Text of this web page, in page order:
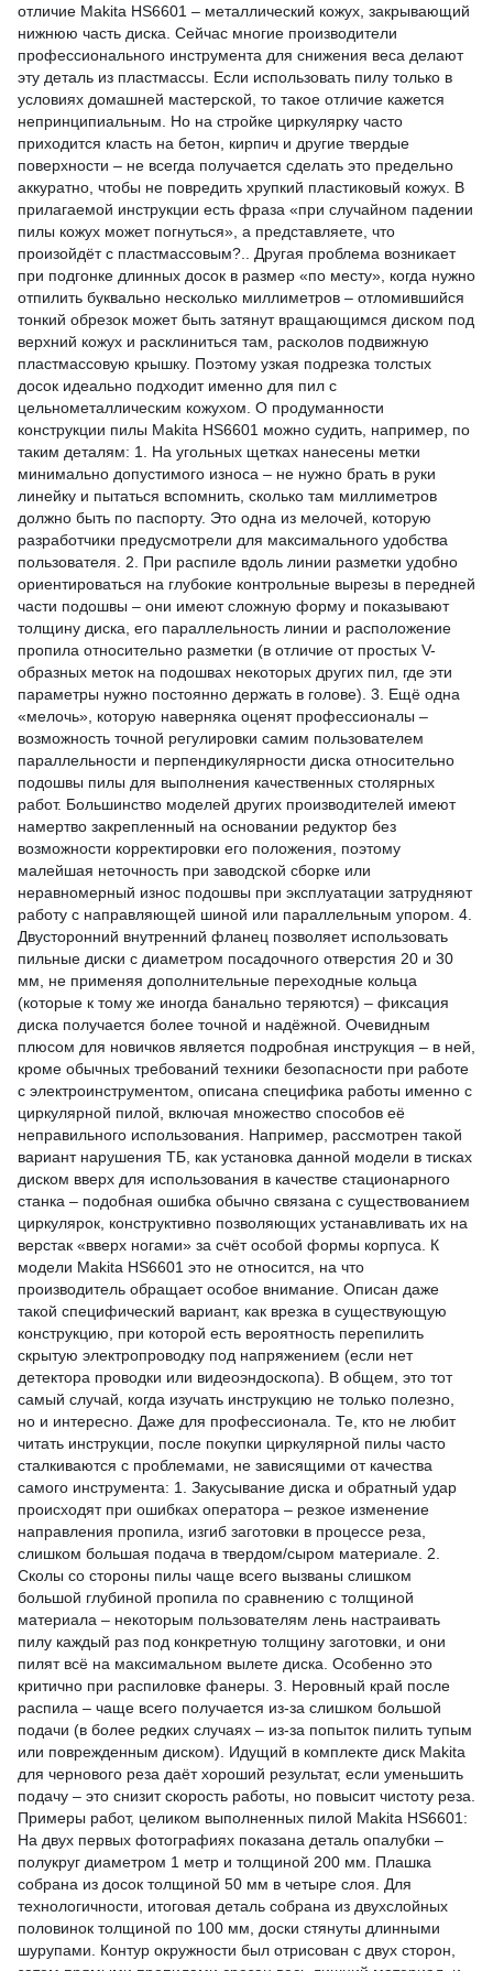
отличие Makita HS6601 – металлический кожух, закрывающий
нижнюю часть диска. Сейчас многие производители
профессионального инструмента для снижения веса делают
эту деталь из пластмассы. Если использовать пилу только в
условиях домашней мастерской, то такое отличие кажется
непринципиальным. Но на стройке циркулярку часто
приходится класть на бетон, кирпич и другие твердые
поверхности – не всегда получается сделать это предельно
аккуратно, чтобы не повредить хрупкий пластиковый кожух. В
прилагаемой инструкции есть фраза «при случайном падении
пилы кожух может погнуться», а представляете, что
произойдёт с пластмассовым?.. Другая проблема возникает
при подгонке длинных досок в размер «по месту», когда нужно
отпилить буквально несколько миллиметров – отломившийся
тонкий обрезок может быть затянут вращающимся диском под
верхний кожух и расклиниться там, расколов подвижную
пластмассовую крышку. Поэтому узкая подрезка толстых
досок идеально подходит именно для пил с
цельнометаллическим кожухом. О продуманности
конструкции пилы Makita HS6601 можно судить, например, по
таким деталям: 1. На угольных щетках нанесены метки
минимально допустимого износа – не нужно брать в руки
линейку и пытаться вспомнить, сколько там миллиметров
должно быть по паспорту. Это одна из мелочей, которую
разработчики предусмотрели для максимального удобства
пользователя. 2. При распиле вдоль линии разметки удобно
ориентироваться на глубокие контрольные вырезы в передней
части подошвы – они имеют сложную форму и показывают
толщину диска, его параллельность линии и расположение
пропила относительно разметки (в отличие от простых V-
образных меток на подошвах некоторых других пил, где эти
параметры нужно постоянно держать в голове). 3. Ещё одна
«мелочь», которую наверняка оценят профессионалы –
возможность точной регулировки самим пользователем
параллельности и перпендикулярности диска относительно
подошвы пилы для выполнения качественных столярных
работ. Большинство моделей других производителей имеют
намертво закрепленный на основании редуктор без
возможности корректировки его положения, поэтому
малейшая неточность при заводской сборке или
неравномерный износ подошвы при эксплуатации затрудняют
работу с направляющей шиной или параллельным упором. 4.
Двусторонний внутренний фланец позволяет использовать
пильные диски с диаметром посадочного отверстия 20 и 30
мм, не применяя дополнительные переходные кольца
(которые к тому же иногда банально теряются) – фиксация
диска получается более точной и надёжной. Очевидным
плюсом для новичков является подробная инструкция – в ней,
кроме обычных требований техники безопасности при работе
с электроинструментом, описана специфика работы именно с
циркулярной пилой, включая множество способов её
неправильного использования. Например, рассмотрен такой
вариант нарушения ТБ, как установка данной модели в тисках
диском вверх для использования в качестве стационарного
станка – подобная ошибка обычно связана с существованием
циркулярок, конструктивно позволяющих устанавливать их на
верстак «вверх ногами» за счёт особой формы корпуса. К
модели Makita HS6601 это не относится, на что
производитель обращает особое внимание. Описан даже
такой специфический вариант, как врезка в существующую
конструкцию, при которой есть вероятность перепилить
скрытую электропроводку под напряжением (если нет
детектора проводки или видеоэндоскопа). В общем, это тот
самый случай, когда изучать инструкцию не только полезно,
но и интересно. Даже для профессионала. Те, кто не любит
читать инструкции, после покупки циркулярной пилы часто
сталкиваются с проблемами, не зависящими от качества
самого инструмента: 1. Закусывание диска и обратный удар
происходят при ошибках оператора – резкое изменение
направления пропила, изгиб заготовки в процессе реза,
слишком большая подача в твердом/сыром материале. 2.
Сколы со стороны пилы чаще всего вызваны слишком
большой глубиной пропила по сравнению с толщиной
материала – некоторым пользователям лень настраивать
пилу каждый раз под конкретную толщину заготовки, и они
пилят всё на максимальном вылете диска. Особенно это
критично при распиловке фанеры. 3. Неровный край после
распила – чаще всего получается из-за слишком большой
подачи (в более редких случаях – из-за попыток пилить тупым
или поврежденным диском). Идущий в комплекте диск Makita
для чернового реза даёт хороший результат, если уменьшить
подачу – это снизит скорость работы, но повысит чистоту реза.
Примеры работ, целиком выполненных пилой Makita HS6601:
На двух первых фотографиях показана деталь опалубки –
полукруг диаметром 1 метр и толщиной 200 мм. Плашка
собрана из досок толщиной 50 мм в четыре слоя. Для
технологичности, итоговая деталь собрана из двухслойных
половинок толщиной по 100 мм, доски стянуты длинными
шурупами. Контур окружности был отрисован с двух сторон,